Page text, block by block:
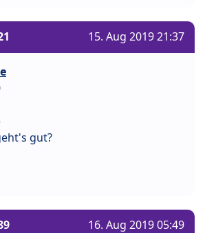
15. Aug 2019 21:37
gut?
16. Aug 2019 05:49